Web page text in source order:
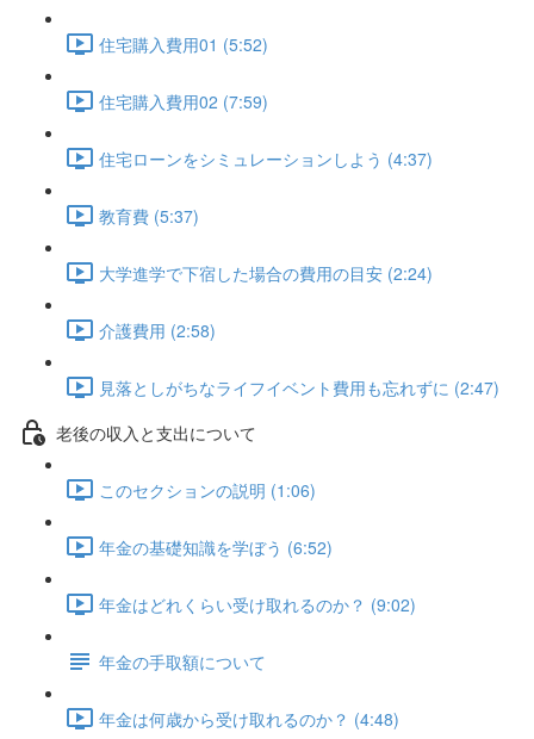
住宅購入費用01 (5:52)
住宅購入費用02 (7:59)
住宅ローンをシミュレーションしよう (4:37)
教育費 (5:37)
大学進学で下宿した場合の費用の目安 (2:24)
介護費用 (2:58)
見落としがちなライフイベント費用も忘れずに (2:47)
老後の収入と支出について
このセクションの説明 (1:06)
年金の基礎知識を学ぼう (6:52)
年金はどれくらい受け取れるのか？ (9:02)
年金の手取額について
年金は何歳から受け取れるのか？ (4:48)